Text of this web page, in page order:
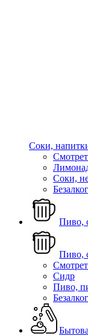
Соки,
Соки,
Пиво,
Пиво,
Сидр
Пиво,